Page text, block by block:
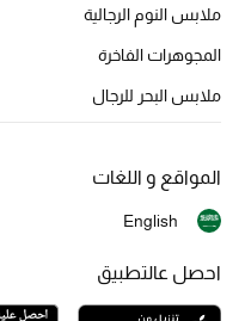
حقائب وأحذية متطابقة
هدايا للنساء
جميع الملابس النسائية
جميع الأحذية النسائية
ملابس النوم الرجالية
المجوهرات الفاخرة
ملابس البحر للرجال
المواقع و اللغات
English
احصل عالتطبيق